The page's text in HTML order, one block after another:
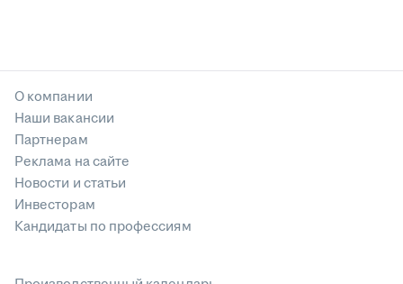
О компании
Наши вакансии
Партнерам
Реклама на сайте
Новости и статьи
Инвесторам
Кандидаты по профессиям